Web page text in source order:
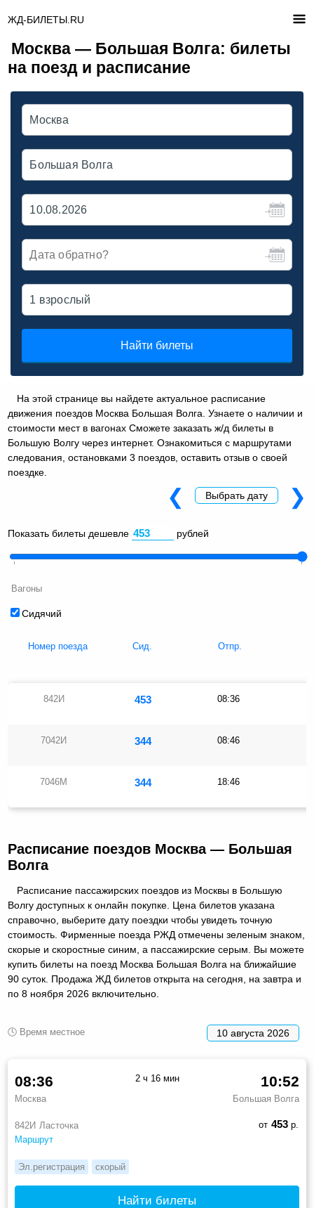
ЖД-БИЛЕТЫ.RU
Москва — Большая Волга: билеты
на поезд и расписание
Найти билеты
На этой странице вы найдете актуальное расписание
движения поездов Москва Большая Волга. Узнаете о наличии и
стоимости мест в вагонах Сможете заказать ж/д билеты в
Большую Волгу через интернет. Ознакомиться с маршрутами
следования, остановками 3 поездов, оставить отзыв о своей
поездке.
Показать билеты дешевле рублей
Вагоны
Сидячий
❮ Выбрать дату ❯
Номер поезда Сид. Отпр.
842И 453 08:36
7042И 344 08:46
7046М 344 18:46
Расписание поездов Москва — Большая
Волга
Расписание пассажирских поездов из Москвы в Большую
Волгу доступных к онлайн покупке. Цена билетов указана
справочно, выберите дату поездки чтобы увидеть точную
стоимость. Фирменные поезда РЖД отмечены зеленым знаком,
скорые и скоростные синим, а пассажирские серым. Вы можете
купить билеты на поезд Москва Большая Волга на ближайшие
90 суток. Продажа ЖД билетов открыта на сегодня, на завтра и
по 8 ноября 2026 включительно.
🕓 Время местное 10 августа 2026
842И Ласточка
Маршрут
08:36
Москва
10:52
Большая Волга
2 ч 16 мин
от 453р.
Эл.регистрация скорый
Найти билеты